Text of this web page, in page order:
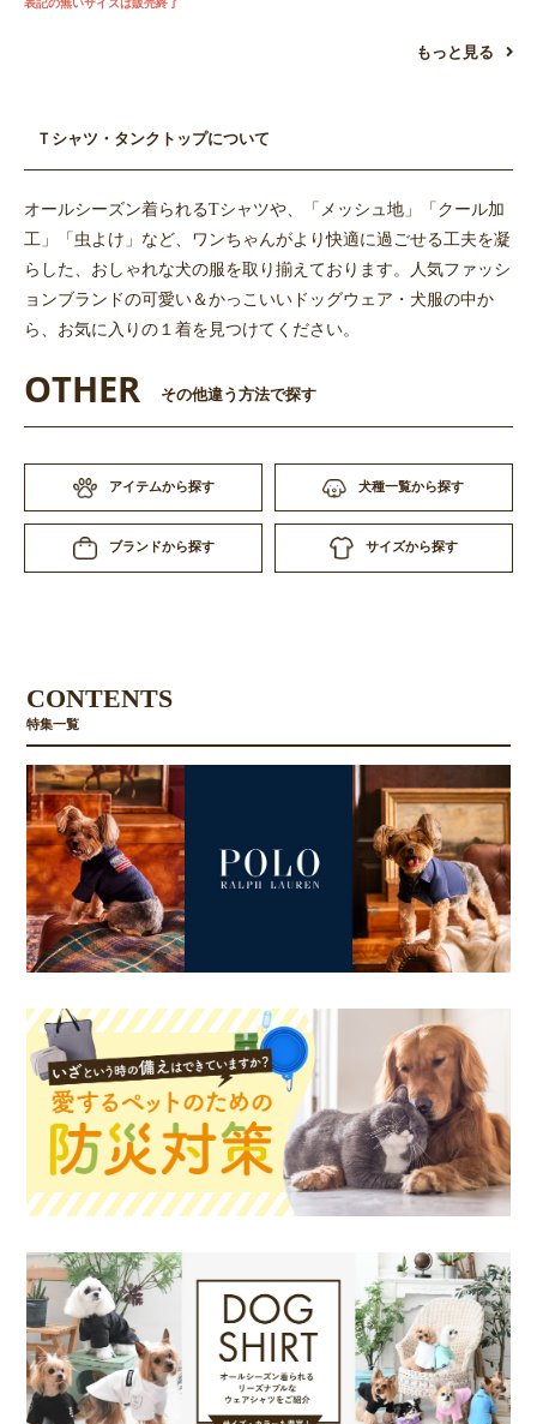
表記の無いサイズは販売終了
もっと見る
Ｔシャツ・タンクトップについて
オールシーズン着られるTシャツや、「メッシュ地」「クール加
工」「虫よけ」など、ワンちゃんがより快適に過ごせる工夫を凝
らした、おしゃれな犬の服を取り揃えております。人気ファッシ
ョンブランドの可愛い＆かっこいいドッグウェア・犬服の中か
ら、お気に入りの１着を見つけてください。
OTHER その他違う方法で探す
アイテムから探す 犬種一覧から探す
ブランドから探す サイズから探す
CONTENTS
特集一覧